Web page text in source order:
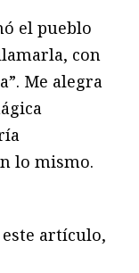
el pueblo
con
Me alegra
lo mismo.
este artículo,